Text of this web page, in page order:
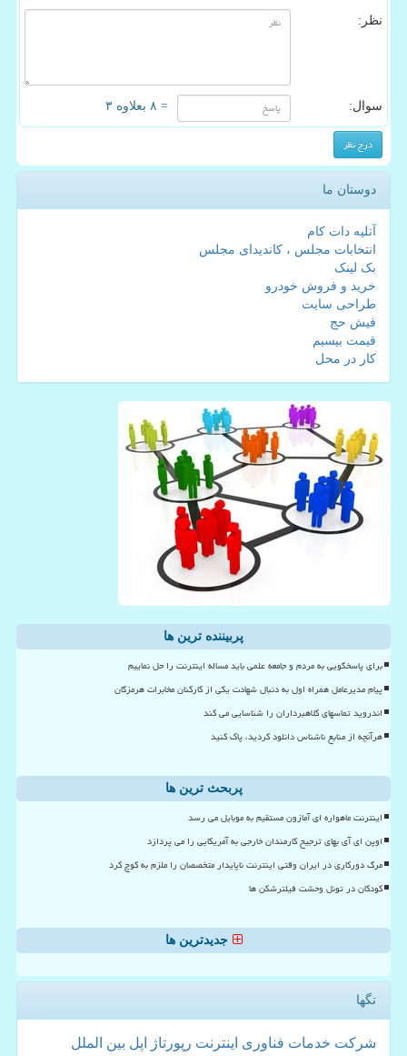
نظر:
سوال: = ۸ بعلاوه ۳
دوستان ما
آتلیه دات کام
انتخابات مجلس ، کاندیدای مجلس
بک لینک
خرید و فروش خودرو
طراحی سایت
فیش حج
قیمت بیسیم
کار در محل
پربیننده ترین ها
برای پاسخگویی به مردم و جامعه علمی باید مساله اینترنت را حل نماییم
پیام مدیرعامل همراه اول به دنبال شهادت یکی از کارکنان مخابرات هرمزگان
اندروید تماسهای کلاهبرداران را شناسایی می کند
هرآنچه از منابع ناشناس دانلود کردید، پاک کنید
پربحث ترین ها
اینترنت ماهواره ای آمازون مستقیم به موبایل می رسد
اوپن ای آی بهای ترجیح کارمندان خارجی به آمریکایی را می پردازد
مرگ دورکاری در ایران وقتی اینترنت ناپایدار متخصصان را ملزم به کوچ کرد
کودکان در تونل وحشت فیلترشکن ها
جدیدترین ها
تگها
شركت خدمات فناوری اینترنت رپورتاژ اپل بین الملل